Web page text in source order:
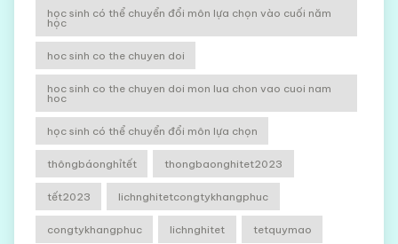
học sinh có thể chuyển đổi môn lựa chọn vào cuối năm
học
hoc sinh co the chuyen doi
hoc sinh co the chuyen doi mon lua chon vao cuoi nam
hoc
học sinh có thể chuyển đổi môn lựa chọn
thôngbáonghỉtết thongbaonghitet2023
tết2023 lichnghitetcongtykhangphuc
congtykhangphuc lichnghitet tetquymao